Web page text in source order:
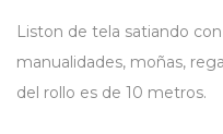
Liston de tela satiando
manualidades, moñas,
del rollo es de 10 metros.